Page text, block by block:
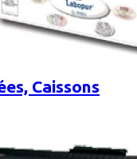
Caissons